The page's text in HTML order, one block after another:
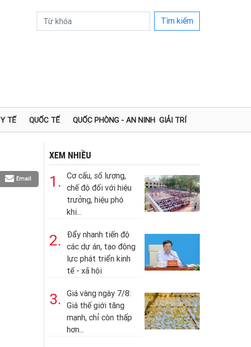
Tìm kiếm
Y TẾ QUỐC TẾ QUỐC PHÒNG - AN NINH GIẢI TRÍ
Email
XEM NHIỀU
1.
Cơ cấu, số lượng,
chế độ đối với hiệu
trưởng, hiệu phó
khi...
2.
Đẩy nhanh tiến độ
các dự án, tạo động
lực phát triển kinh
tế - xã hội
3.
Giá vàng ngày 7/8:
Giá thế giới tăng
mạnh, chỉ còn thấp
hơn...